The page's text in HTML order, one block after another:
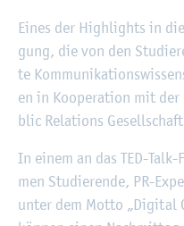
Eines der High­lights in
gung, die von den
te
en in Ko­ope­ra­ti­on mit
blic Re­la­ti­ons
In einem an das TED-
men Stu­die­ren­de, PR-
unter dem Motto „Di­gi­tal